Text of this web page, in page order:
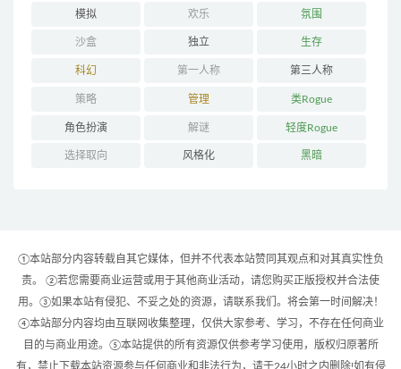
模拟 欢乐 氛围
沙盒 独立 生存
科幻 第一人称 第三人称
策略 管理 类Rogue
角色扮演 解谜 轻度Rogue
选择取向 风格化 黑暗
①本站部分内容转载自其它媒体，但并不代表本站赞同其观点和对其真实性负
责。 ②若您需要商业运营或用于其他商业活动，请您购买正版授权并合法使
用。③如果本站有侵犯、不妥之处的资源，请联系我们。将会第一时间解决！
④本站部分内容均由互联网收集整理，仅供大家参考、学习，不存在任何商业
目的与商业用途。⑤本站提供的所有资源仅供参考学习使用，版权归原著所
有，禁止下载本站资源参与任何商业和非法行为，请于24小时之内删除!如有侵